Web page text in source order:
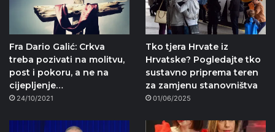
Fra Dario Galić: Crkva
treba pozivati na molitvu,
post i pokoru, a ne na
cijepljenje…
24/10/2021
Tko tjera Hrvate iz
Hrvatske? Pogledajte tko
sustavno priprema teren
za zamjenu stanovništva
01/06/2025